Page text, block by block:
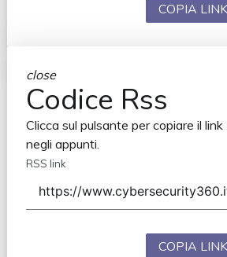
COPIA LINK
close
Codice Rss
Clicca sul pulsante per copiare il link
negli appunti.
RSS link
COPIA LINK